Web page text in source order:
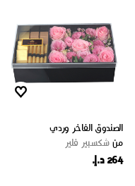
الصندوق الفاخر وردي
من شكسبير فلير
264 د.إ.